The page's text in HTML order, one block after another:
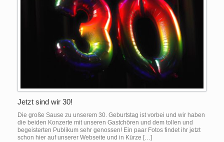
Jetzt sind wir 30!
Die große Sause zu unserem 30. Geburtstag ist vorbei und wir haben
die beiden Konzerte mit unseren Gastchören und dem tollen und
begeisterten Publikum sehr genossen! Ein paar Fotos findet ihr jetzt
schon hier auf unserer Webseite und in Kürze […]